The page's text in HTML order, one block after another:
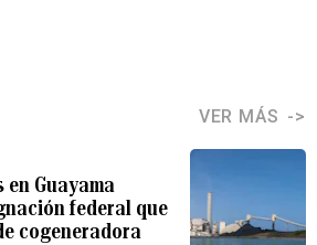
VER MÁS
en Guayama
federal que
cogeneradora